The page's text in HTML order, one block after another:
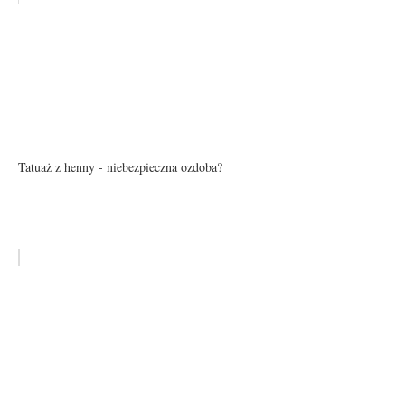
Tatuaż z henny - niebezpieczna ozdoba?